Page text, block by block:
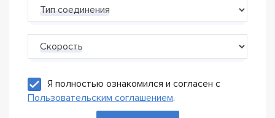
Тип соединения
Скорость
Я полностью ознакомился и согласен с
Пользовательским соглашением.